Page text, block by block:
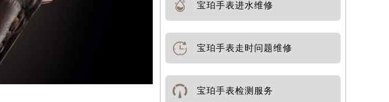
宝珀手表进水维修
宝珀手表走时问题维修
宝珀手表检测服务